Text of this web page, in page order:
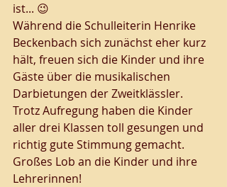
ist... 😉
Während die Schulleiterin Henrike
Beckenbach sich zunächst eher kurz
hält, freuen sich die Kinder und ihre
Gäste über die musikalischen
Darbietungen der Zweitklässler.
Trotz Aufregung haben die Kinder
aller drei Klassen toll gesungen und
richtig gute Stimmung gemacht.
Großes Lob an die Kinder und ihre
Lehrerinnen!